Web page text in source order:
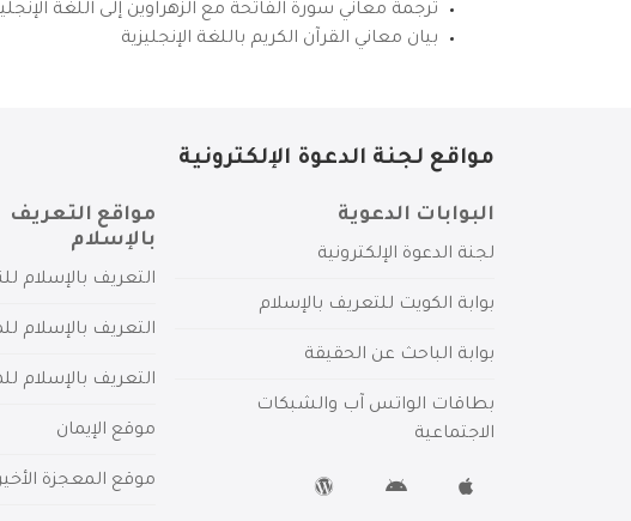
ترجمة معاني سورة الفاتحة مع الزهراوين إلى اللغة
بيان معاني القرآن الكريم باللغة الإنجليزية
مواقع لجنة الدعوة الإلكترونية
البوابات الدعوية
لجنة الدعوة الإلكترونية
بوابة الكويت للتعريف بالإسلام
بوابة الباحث عن الحقيقة
بطاقات الواتس آب والشبكات
الاجتماعية
مواقع التعريف
بالإسلام
التعريف بالإسلام
التعريف بالإسلام
التعريف بالإسلام
موقع الإيمان
موقع المعجزة